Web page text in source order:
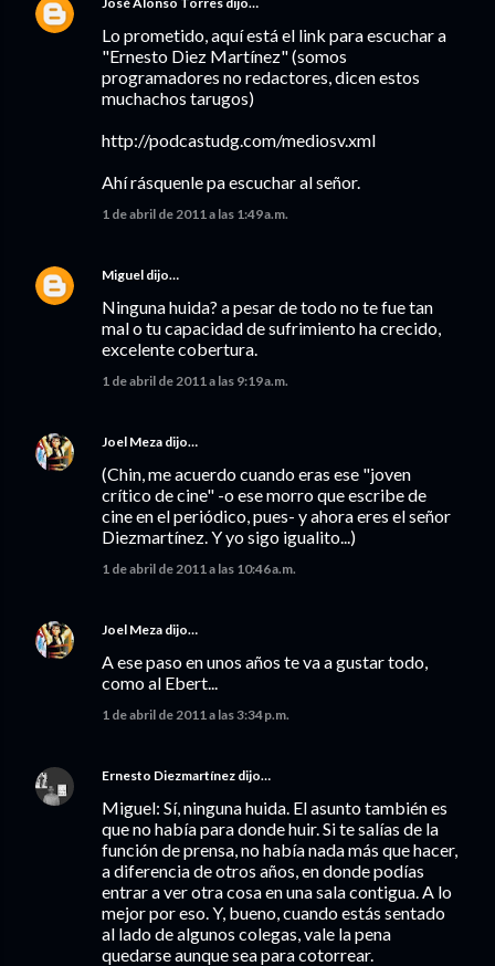
Lo prometido, aquí está el link para escuchar a
"Ernesto Diez Martínez" (somos
programadores no redactores, dicen estos
muchachos tarugos)
http://podcastudg.com/mediosv.xml
Ahí rásquenle pa escuchar al señor.
1 de abril de 2011 a las 1:49 a.m.
Miguel dijo…
Ninguna huida? a pesar de todo no te fue tan
mal o tu capacidad de sufrimiento ha crecido,
excelente cobertura.
1 de abril de 2011 a las 9:19 a.m.
Joel Meza dijo…
(Chin, me acuerdo cuando eras ese "joven
crítico de cine" -o ese morro que escribe de
cine en el periódico, pues- y ahora eres el señor
Diezmartínez. Y yo sigo igualito...)
1 de abril de 2011 a las 10:46 a.m.
Joel Meza dijo…
A ese paso en unos años te va a gustar todo,
como al Ebert...
1 de abril de 2011 a las 3:34 p.m.
Ernesto Diezmartínez dijo…
Miguel: Sí, ninguna huida. El asunto también es
que no había para donde huir. Si te salías de la
función de prensa, no había nada más que hacer,
a diferencia de otros años, en donde podías
entrar a ver otra cosa en una sala contigua. A lo
mejor por eso. Y, bueno, cuando estás sentado
al lado de algunos colegas, vale la pena
quedarse aunque sea para cotorrear.